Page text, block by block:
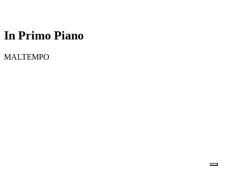
In Primo Piano
MALTEMPO